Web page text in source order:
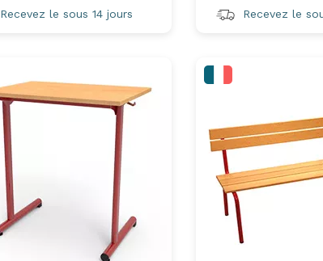
Recevez le sous 14 jours Recevez le